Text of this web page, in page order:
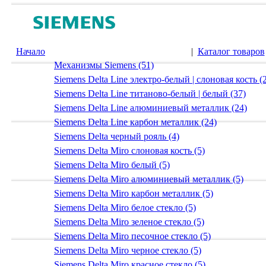
Начало | Каталог товаров
Механизмы Siemens (51)
Siemens Delta Line электро-белый | слоновая кость
Siemens Delta Line титаново-белый | белый (37)
Siemens Delta Line алюминиевый металлик (24)
Siemens Delta Line карбон металлик (24)
Siemens Delta черный рояль (4)
Siemens Delta Miro слоновая кость (5)
Siemens Delta Miro белый (5)
Siemens Delta Miro алюминиевый металлик (5)
Siemens Delta Miro карбон металлик (5)
Siemens Delta Miro белое стекло (5)
Siemens Delta Miro зеленое стекло (5)
Siemens Delta Miro песочное стекло (5)
Siemens Delta Miro черное стекло (5)